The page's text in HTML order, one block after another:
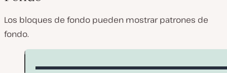
Los bloques de fondo pueden mostrar patrones de
fondo.